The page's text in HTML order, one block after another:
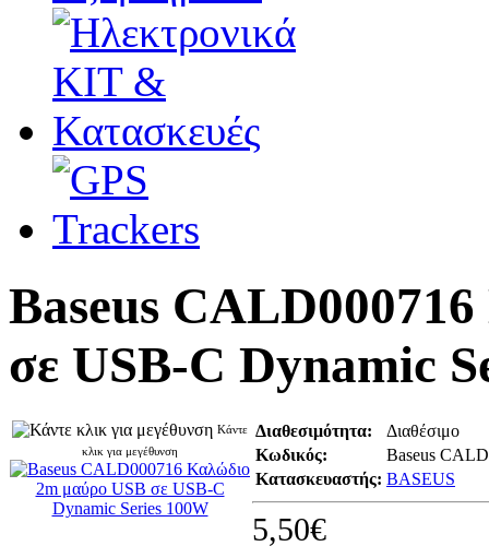
Baseus
σε USB-C Dynamic
Κάντε
κλικ για μεγέθυνση
Διαθεσιμότητα:
Διαθέσιμο
Κωδικός:
Baseus
Κατασκευαστής: BASEUS
5,50€